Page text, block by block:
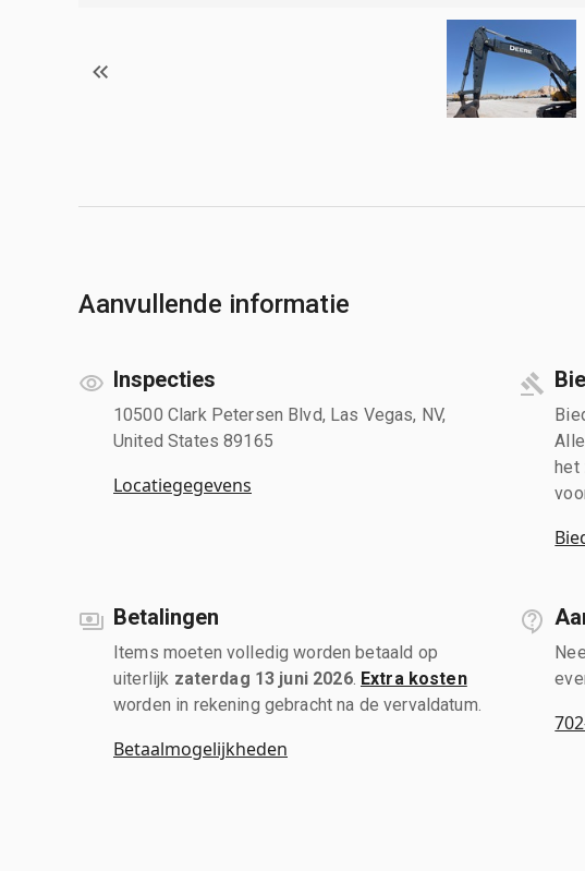
Aanvullende informatie
Inspecties
10500 Clark Petersen Blvd, Las Vegas, NV,
United States 89165
Locatiegegevens
het
Betalingen
Items moeten volledig worden betaald op
uiterlijk zaterdag 13 juni 2026. Extra kosten
worden in rekening gebracht na de vervaldatum.
Betaalmogelijkheden